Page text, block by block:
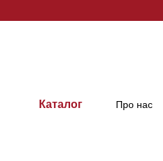
Каталог Про нас